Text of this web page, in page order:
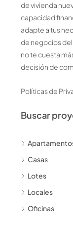
de vivienda
capacidad
adapte a tus
de negocios
no te cuesta
decisión de
Políticas de
Buscar
Casas
Lotes
Locales
Oficinas